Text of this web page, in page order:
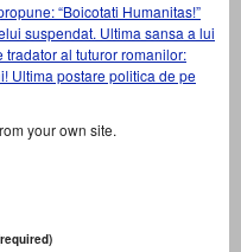
“Boicotati Humanitas!”
suspendat. Ultima sansa a lui
al tuturor romanilor:
Ultima postare politica de pe
your own site.